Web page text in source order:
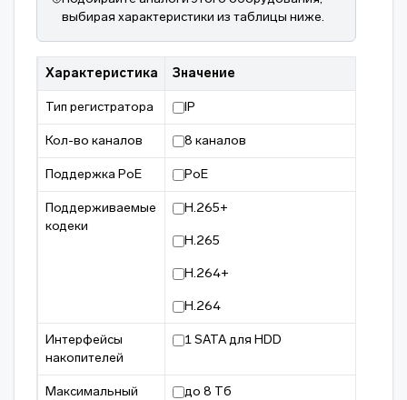
выбирая характеристики из таблицы ниже.
Характеристика Значение
Тип регистратора IP
Кол-во каналов 8 каналов
Поддержка PoE PoE
Поддерживаемые
кодеки
H.265+
H.265
H.264+
H.264
Интерфейсы
накопителей
1 SATA для HDD
Максимальный
до 8 Тб